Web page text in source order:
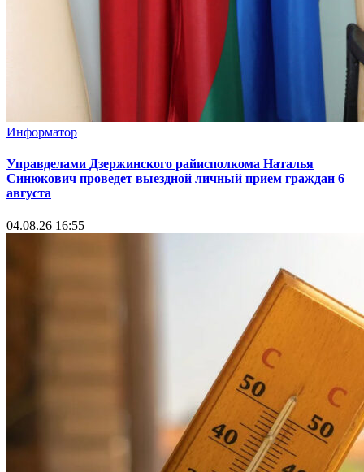
Информатор
Управделами Дзержинского райисполкома Наталья
Синюкович проведет выездной личный прием граждан 6
августа
04.08.26 16:55